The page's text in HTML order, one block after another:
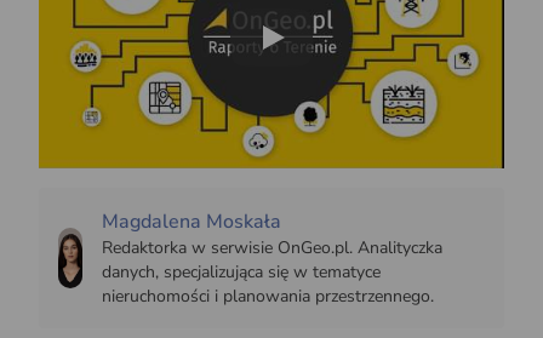
Play
Magdalena Moskała
Redaktorka w serwisie OnGeo.pl. Analityczka
danych, specjalizująca się w tematyce
nieruchomości i planowania przestrzennego.